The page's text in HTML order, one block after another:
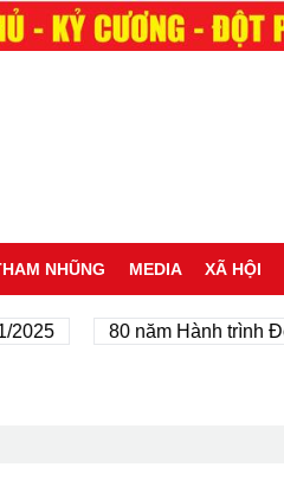
NHŨNG MEDIA XÃ HỘI
80 năm Hành trình Độc